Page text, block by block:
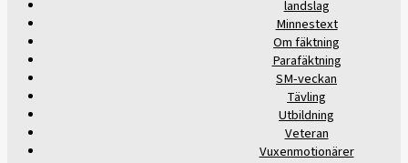
landslag
Minnestext
Om fäktning
Parafäktning
SM-veckan
Tävling
Utbildning
Veteran
Vuxenmotionärer